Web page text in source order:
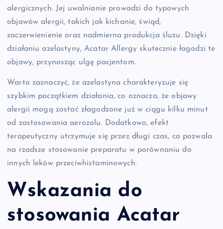
alergicznych. Jej uwalnianie prowadzi do typowych
objawów alergii, takich jak kichanie, świąd,
zaczerwienienie oraz nadmierna produkcja śluzu. Dzięki
działaniu azelastyny, Acatar Allergy skutecznie łagodzi te
objawy, przynosząc ulgę pacjentom.
Warto zaznaczyć, że azelastyna charakteryzuje się
szybkim początkiem działania, co oznacza, że objawy
alergii mogą zostać złagodzone już w ciągu kilku minut
od zastosowania aerozolu. Dodatkowo, efekt
terapeutyczny utrzymuje się przez długi czas, co pozwala
na rzadsze stosowanie preparatu w porównaniu do
innych leków przeciwhistaminowych.
Wskazania do
stosowania Acatar